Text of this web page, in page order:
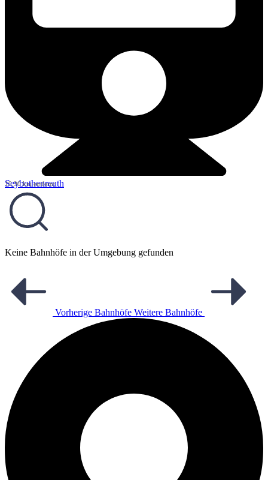
Seybothenreuth
10,90 km entfernt
Keine Bahnhöfe in der Umgebung gefunden
Vorherige Bahnhöfe Weitere Bahnhöfe